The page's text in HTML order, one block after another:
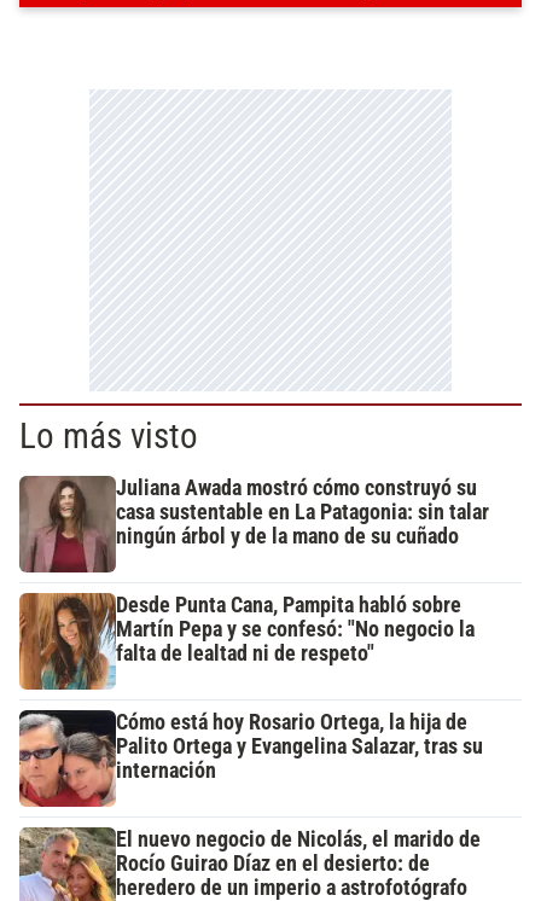
Lo más visto
Juliana Awada mostró cómo construyó su
casa sustentable en La Patagonia: sin talar
ningún árbol y de la mano de su cuñado
Desde Punta Cana, Pampita habló sobre
Martín Pepa y se confesó: "No negocio la
falta de lealtad ni de respeto"
Cómo está hoy Rosario Ortega, la hija de
Palito Ortega y Evangelina Salazar, tras su
internación
El nuevo negocio de Nicolás, el marido de
Rocío Guirao Díaz en el desierto: de
heredero de un imperio a astrofotógrafo